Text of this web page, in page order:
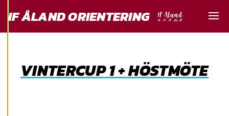
samtycka till
bättre tjänst och
tillhandahålla
IF ÅLAND ORIENTERING
VINTERCUP 1 + HÖSTMÖTE